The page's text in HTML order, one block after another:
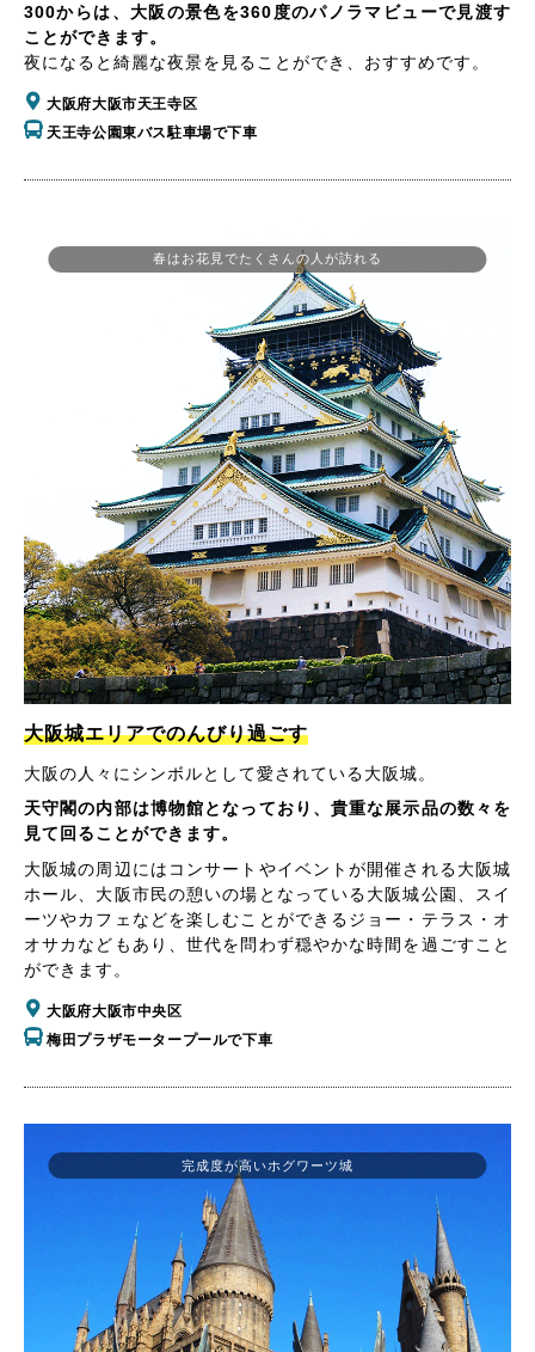
300からは、大阪の景色を360度のパノラマビューで見渡す
ことができます。
夜になると綺麗な夜景を見ることができ、おすすめです。
大阪府大阪市天王寺区
天王寺公園東バス駐車場で下車
春はお花見でたくさんの人が訪れる
大阪城エリアでのんびり過ごす
大阪の人々にシンボルとして愛されている大阪城。
天守閣の内部は博物館となっており、貴重な展示品の数々を
見て回ることができます。
大阪城の周辺にはコンサートやイベントが開催される大阪城
ホール、大阪市民の憩いの場となっている大阪城公園、スイ
ーツやカフェなどを楽しむことができるジョー・テラス・オ
オサカなどもあり、世代を問わず穏やかな時間を過ごすこと
ができます。
大阪府大阪市中央区
梅田プラザモータープールで下車
完成度が高いホグワーツ城